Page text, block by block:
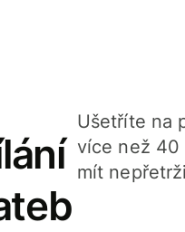
Ušetříte na
více než 40
mít